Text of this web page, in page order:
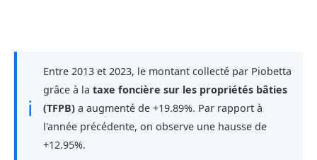
ℹ
Entre 2013 et 2023, le montant collecté par Piobetta
grâce à la taxe foncière sur les propriétés bâties
(TFPB) a augmenté de +19.89%. Par rapport à
l'année précédente, on observe une hausse de
+12.95%.